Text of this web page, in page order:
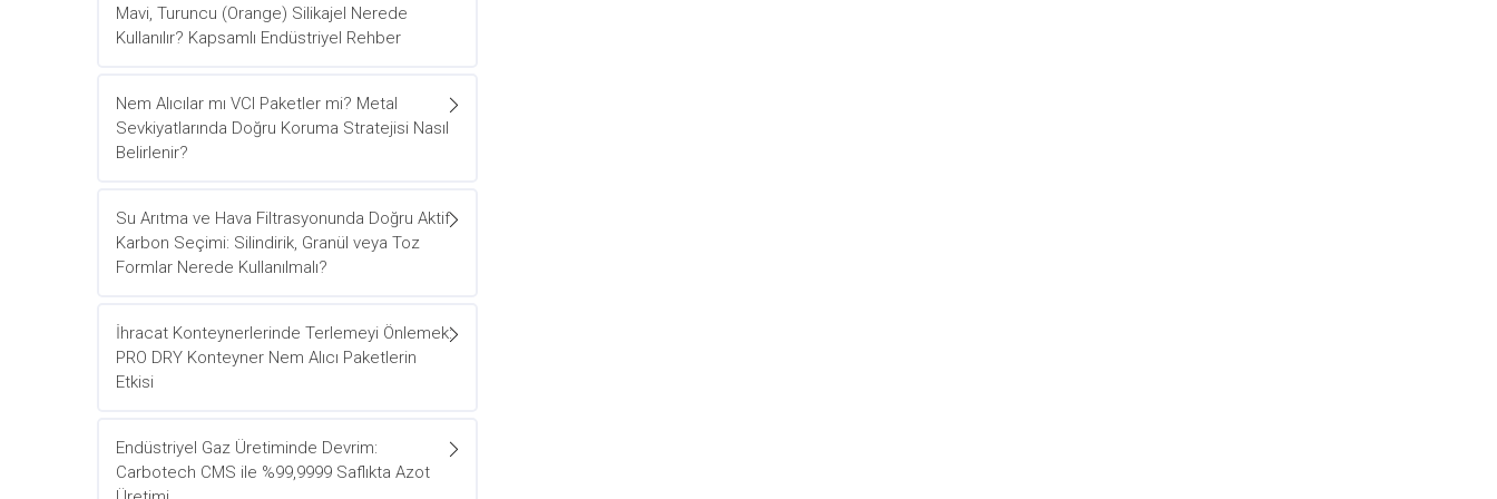
Mavi, Turuncu (Orange) Silikajel Nerede
Kullanılır? Kapsamlı Endüstriyel Rehber
Nem Alıcılar mı VCI Paketler mi? Metal
Sevkiyatlarında Doğru Koruma Stratejisi Nasıl
Belirlenir?
Su Arıtma ve Hava Filtrasyonunda Doğru Aktif
Karbon Seçimi: Silindirik, Granül veya Toz
Formlar Nerede Kullanılmalı?
İhracat Konteynerlerinde Terlemeyi Önlemek:
PRO DRY Konteyner Nem Alıcı Paketlerin
Etkisi
Endüstriyel Gaz Üretiminde Devrim:
Carbotech CMS ile %99,9999 Saflıkta Azot